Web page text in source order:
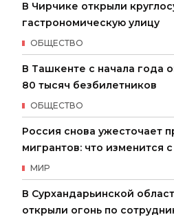
В Чирчике открыли
гастрономическую улицу
ОБЩЕСТВО
В Ташкенте с начала года
80 тысяч безбилетников
ОБЩЕСТВО
Россия снова ужесточает
мигрантов: что изменится
МИР
В Сурхандарьинской
открыли огонь по